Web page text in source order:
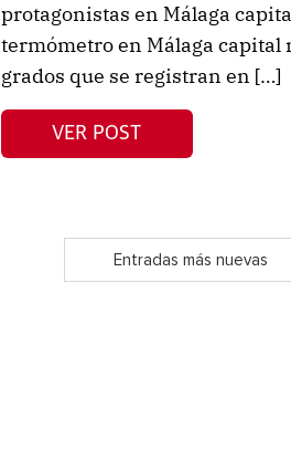
protagonistas en Málaga
termómetro en Málaga capital
grados que se registran en […]
VER POST
Entradas más nuevas